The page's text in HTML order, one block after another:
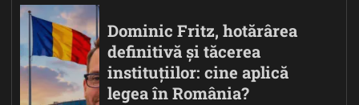
Dominic Fritz, hotărârea
definitivă și tăcerea
instituțiilor: cine aplică
legea în România?